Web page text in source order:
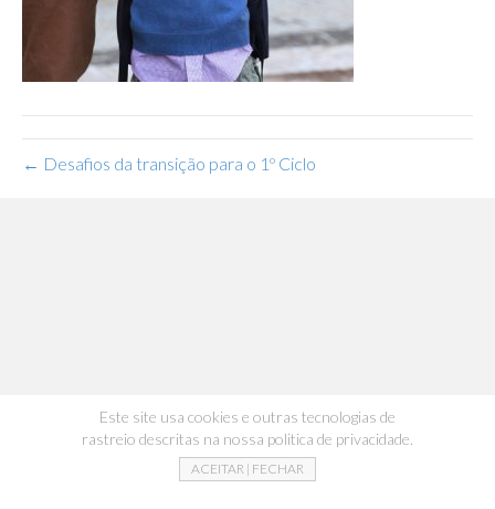
← Desafios da transição para o 1º Ciclo
Este site usa cookies e outras tecnologias de
rastreio descritas na nossa politica de privacidade.
ACEITAR | FECHAR